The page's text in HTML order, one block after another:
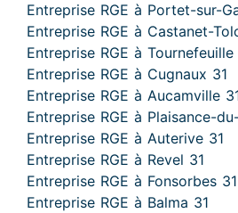
Entreprise RGE à Portet-sur-
Entreprise RGE à Castanet-
Entreprise RGE à Tournefeuille
Entreprise RGE à Cugnaux 31
Entreprise RGE à Aucamville
Entreprise RGE à Plaisance-
Entreprise RGE à Auterive 31
Entreprise RGE à Revel 31
Entreprise RGE à Fonsorbes 31
Entreprise RGE à Balma 31